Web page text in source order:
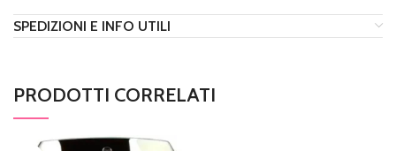
SPEDIZIONI E INFO UTILI
PRODOTTI CORRELATI